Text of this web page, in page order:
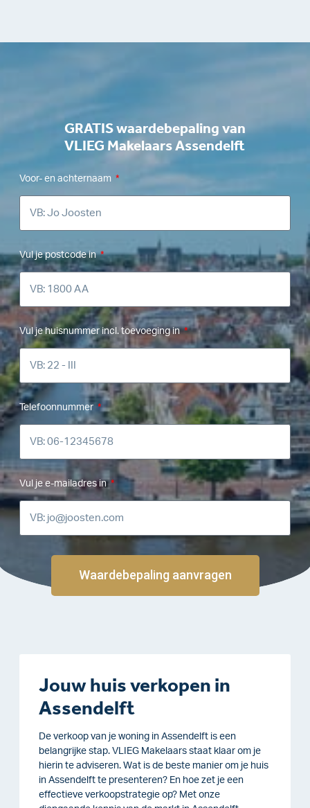
GRATIS waardebepaling van
VLIEG Makelaars Assendelft
Voor- en achternaam
Vul je postcode in
Vul je huisnummer incl. toevoeging in
Telefoonnummer
Vul je e-mailadres in
Waardebepaling aanvragen
Jouw huis verkopen in
Assendelft
De verkoop van je woning in Assendelft is een
belangrijke stap. VLIEG Makelaars staat klaar om je
hierin te adviseren. Wat is de beste manier om je huis
in Assendelft te presenteren? En hoe zet je een
effectieve verkoopstrategie op? Met onze